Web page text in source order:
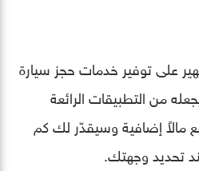
على توفير خدمات حجز سيارة
من التطبيقات الرائعة
إضافية وسيقدّر لك كم
تحديد وجهتك.